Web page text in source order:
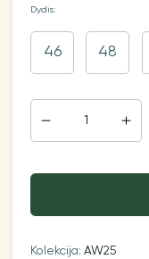
Dydis:
46 48
Kolekcija:AW25